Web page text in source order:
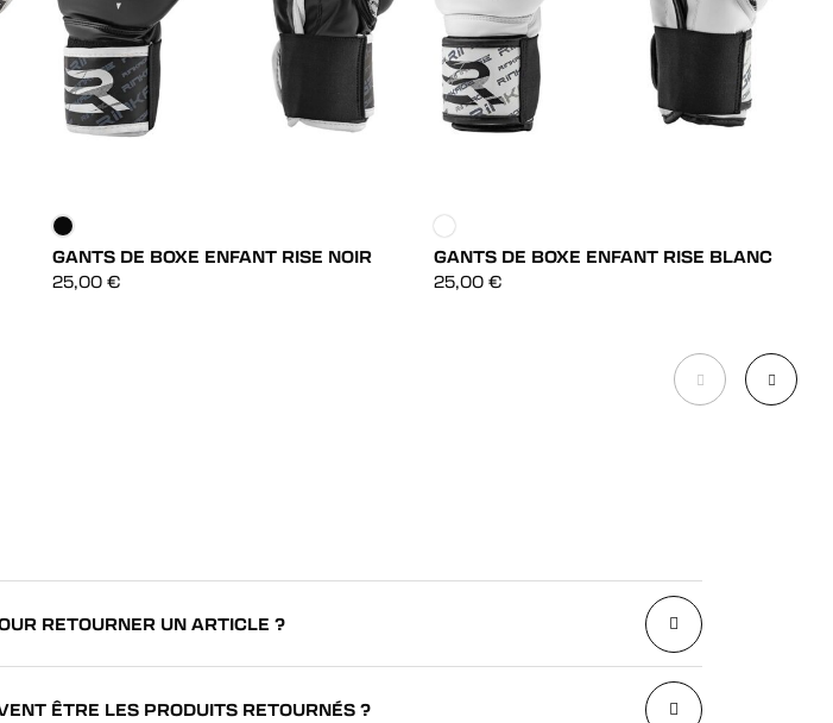
GANTS DE BOXE ENFANT RISE NOIR
25,00 €
GANTS DE BOXE ENFANT RISE BLANC
25,00 €
RETOURNER UN ARTICLE ?
ÊTRE LES PRODUITS RETOURNÉS ?